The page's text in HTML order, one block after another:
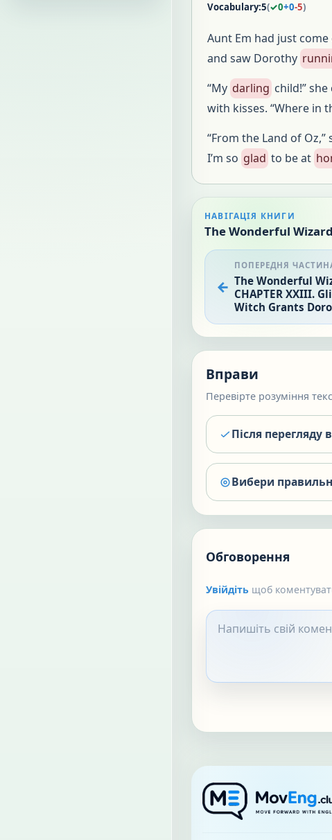
Vocabulary:5(✓0+0-5)
Aunt Em had just
and saw Dorothy
“My darling child!”
with kisses. “Where in
“From the Land of
I’m so glad to be at
НАВІГАЦІЯ КНИГИ
The Wonderful
ПОПЕРЕДНЯ
The Wonderful
CHAPTER XXIII.
Witch Grants
Вправи
Перевірте розуміння
Після
Вибери
Обговорення
Увійдіть щоб